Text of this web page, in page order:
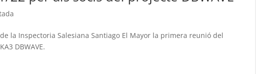
la Inspectoria Salesiana Santiago El Mayor la primera reunió del
DBWAVE.